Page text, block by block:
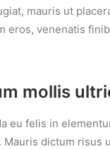
mauris ut
eros, venenatis
mollis
eu felis in
Mauris dictum risus